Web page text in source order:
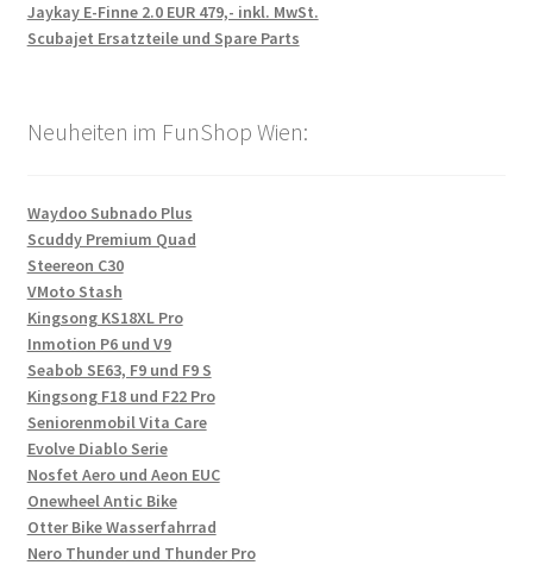
Jaykay E-Finne 2.0 EUR 479,- inkl. MwSt.
Scubajet Ersatzteile und Spare Parts
Neuheiten im FunShop Wien:
Waydoo Subnado Plus
Scuddy Premium Quad
Steereon C30
VMoto Stash
Kingsong KS18XL Pro
Inmotion P6 und V9
Seabob SE63, F9 und F9 S
Kingsong F18 und F22 Pro
Seniorenmobil Vita Care
Evolve Diablo Serie
Nosfet Aero und Aeon EUC
Onewheel Antic Bike
Otter Bike Wasserfahrrad
Nero Thunder und Thunder Pro